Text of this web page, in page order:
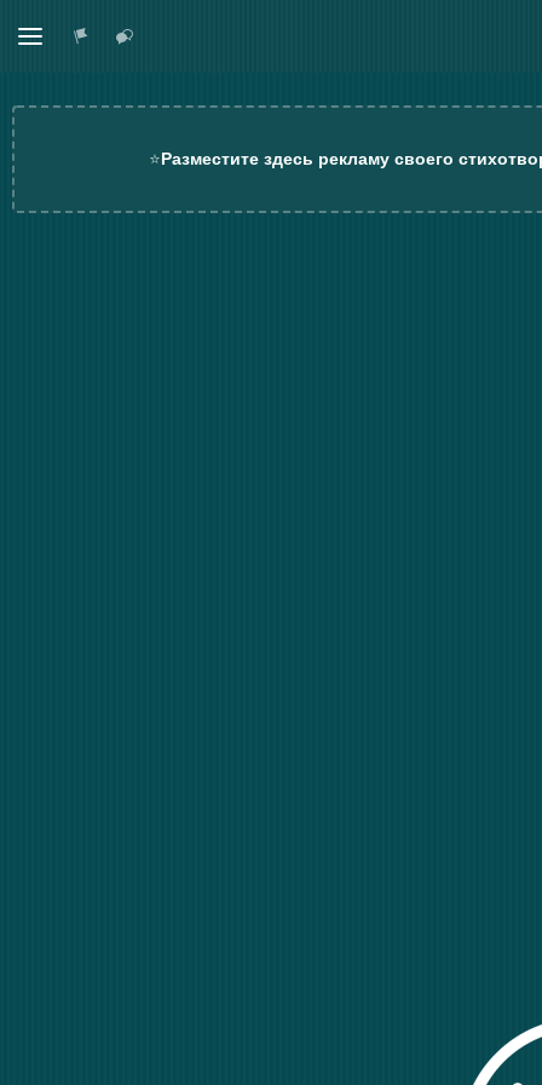
⭐Разместите здесь рекламу своего